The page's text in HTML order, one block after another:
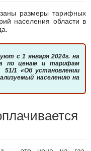
населения области в
по ценам и тарифам
1 «Об установлении
населению на